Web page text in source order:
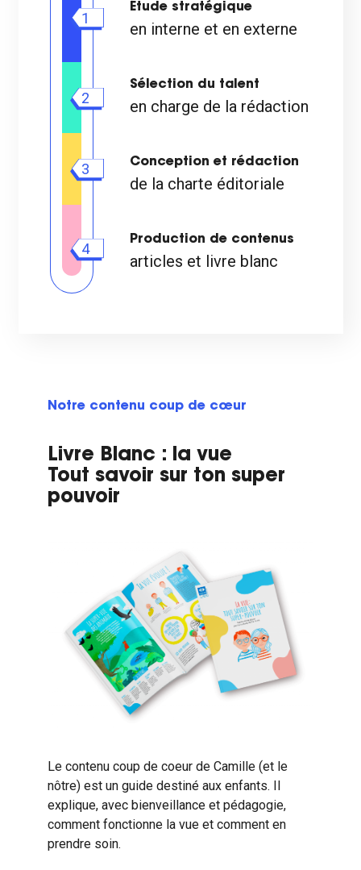
Étude stratégique
en interne et en externe
Sélection du talent
en charge de la rédaction
Conception et rédaction
de la charte éditoriale
Production de contenus
articles et livre blanc
1
2
3
4
Notre contenu coup de cœur
Livre Blanc : la vue
Tout savoir sur ton super
pouvoir
Le contenu coup de coeur de Camille (et le
nôtre) est un guide destiné aux enfants. Il
explique, avec bienveillance et pédagogie,
comment fonctionne la vue et comment en
prendre soin.